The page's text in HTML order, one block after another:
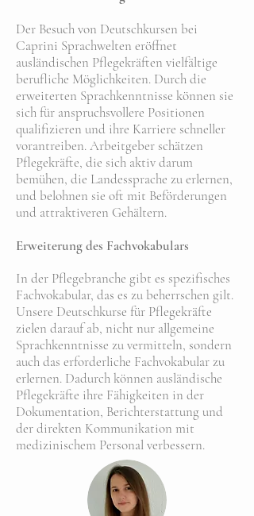
Der Besuch von Deutschkursen bei
Caprini Sprachwelten eröffnet
ausländischen Pflegekräften vielfältige
berufliche Möglichkeiten. Durch die
erweiterten Sprachkenntnisse können sie
sich für anspruchsvollere Positionen
qualifizieren und ihre Karriere schneller
vorantreiben. Arbeitgeber schätzen
Pflegekräfte, die sich aktiv darum
bemühen, die Landessprache zu erlernen,
und belohnen sie oft mit Beförderungen
und attraktiveren Gehältern.
Erweiterung des Fachvokabulars
In der Pflegebranche gibt es spezifisches
Fachvokabular, das es zu beherrschen gilt.
Unsere Deutschkurse für Pflegekräfte
zielen darauf ab, nicht nur allgemeine
Sprachkenntnisse zu vermitteln, sondern
auch das erforderliche Fachvokabular zu
erlernen. Dadurch können ausländische
Pflegekräfte ihre Fähigkeiten in der
Dokumentation, Berichterstattung und
der direkten Kommunikation mit
medizinischem Personal verbessern.